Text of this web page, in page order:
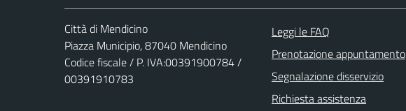
Città di Mendicino
Piazza Municipio, 87040 Mendicino
Codice fiscale / P. IVA:00391900784 /
00391910783
Leggi le FAQ
Prenotazione appuntamento
Segnalazione disservizio
Richiesta assistenza